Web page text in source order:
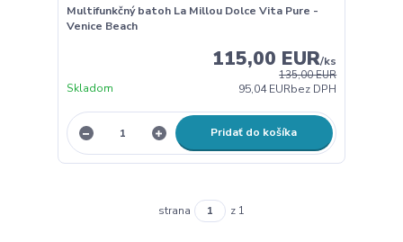
Multifunkčný batoh La Millou Dolce Vita Pure -
Venice Beach
135,00 EUR
115,00 EUR/ks
95,04 EURbez DPH
Skladom
Pridať do košíka
strana z 1